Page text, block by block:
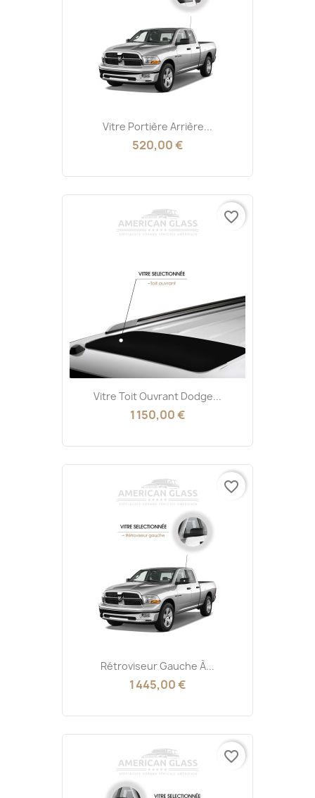
Vitre Portière Arrière...
520,00 €
Vitre Toit Ouvrant Dodge...
1 150,00 €
favorite_border
Rétroviseur Gauche À...
1 445,00 €
favorite_border
favorite_border